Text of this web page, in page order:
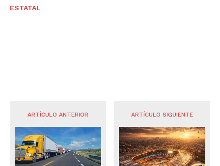
ESTATAL
ARTÍCULO ANTERIOR ARTÍCULO SIGUIENTE